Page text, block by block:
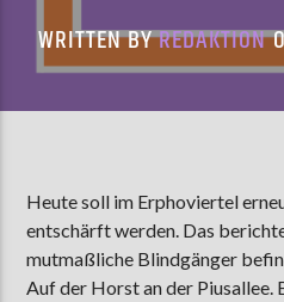
DREAM JOB
YARD ACT
WRITTEN BYREDAKTION
Heute soll im Erphoviertel
entschärft werden. Das
mutmaßliche Blindgänger
Auf der Horst an der Piusallee.